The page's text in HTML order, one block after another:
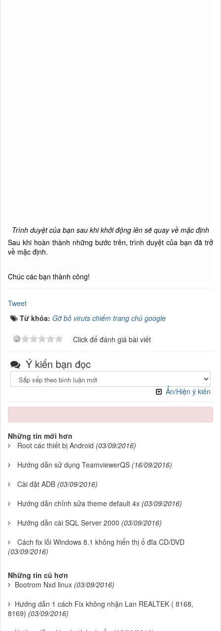
Trình duyệt của bạn sau khi khởi động lên sẽ quay về mặc định
Sau khi hoàn thành những bước trên, trình duyệt của bạn đã trở
về mặc định.
Chúc các bạn thành công!
Tweet
Từ khóa: Gỡ bỏ viruts chiếm trang chủ google
Click để đánh giá bài viết
Ý kiến bạn đọc
Ẩn/Hiện ý kiến
Những tin mới hơn
Root các thiết bị Android (03/09/2016)
Hướng dẫn sử dụng TeamviewerQS (16/09/2016)
Cài đặt ADB (03/09/2016)
Hướng dẫn chỉnh sửa theme default 4x (03/09/2016)
Hướng dẫn cài SQL Server 2000 (03/09/2016)
Cách fix lỗi Windows 8.1 không hiển thị ổ đĩa CD/DVD
(03/09/2016)
Những tin cũ hơn
Bootrom Nxd linux (03/09/2016)
Hướng dẫn 1 cách Fix không nhận Lan REALTEK ( 8168,
8169) (03/09/2016)